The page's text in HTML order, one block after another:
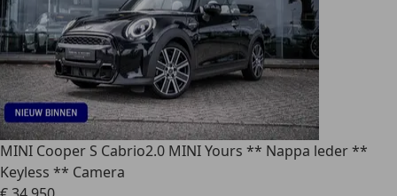
MINI Cooper S Cabrio2.0 MINI Yours ** Nappa leder **
Keyless ** Camera